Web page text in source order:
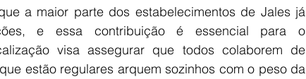
a maior parte dos estabelecimentos de Jales já
e essa contribuição é essencial para o
visa assegurar que todos colaborem de
estão regulares arquem sozinhos com o peso da